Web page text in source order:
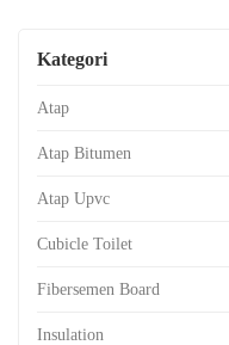
Kategori
Atap
Atap Bitumen
Atap Upvc
Cubicle Toilet
Fibersemen Board
Insulation